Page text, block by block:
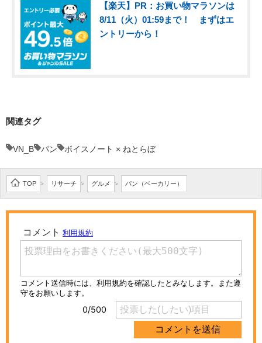
【楽天】PR：お買い物マラソンは
8/11（火）01:59まで！ まずはエ
ントリーから！
関連タグ
VN_B パン ボイスノート × ねとらぼ
TOP > リサーチ > グルメ > パン（ベーカリー）